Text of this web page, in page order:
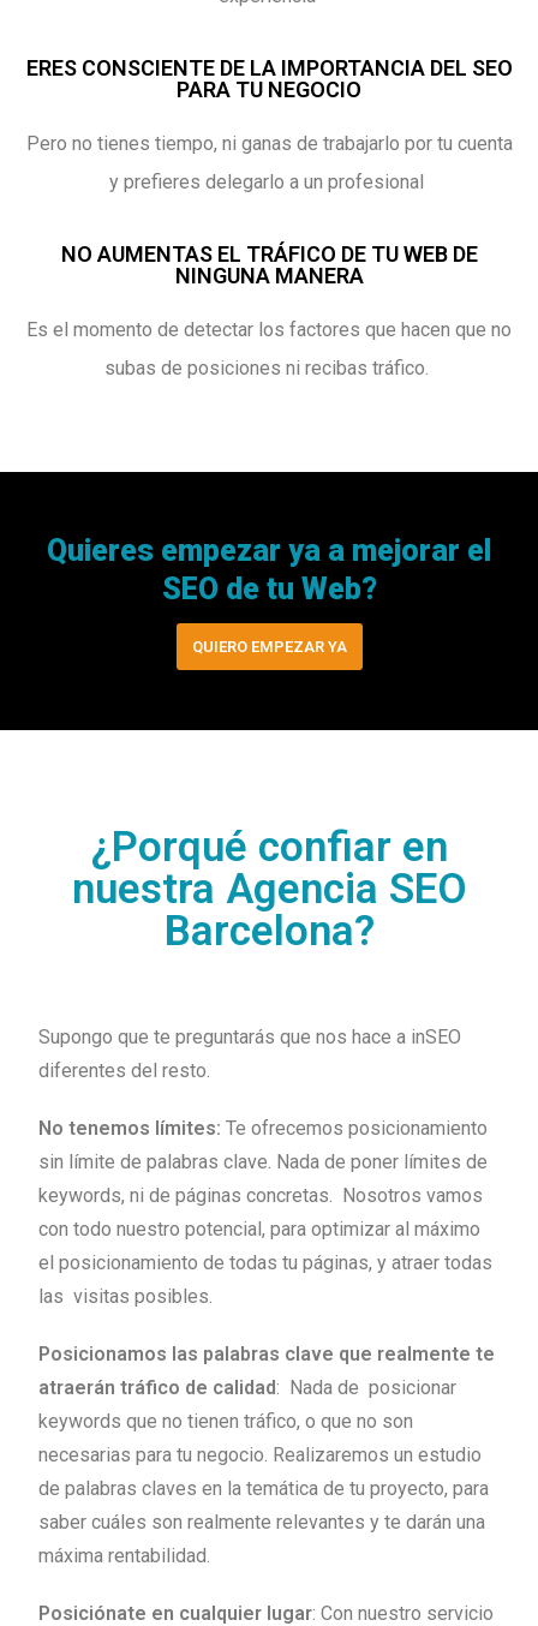
ERES CONSCIENTE DE LA IMPORTANCIA DEL SEO
PARA TU NEGOCIO
Pero no tienes tiempo, ni ganas de trabajarlo por tu cuenta
y prefieres delegarlo a un profesional
NO AUMENTAS EL TRÁFICO DE TU WEB DE
NINGUNA MANERA
Es el momento de detectar los factores que hacen que no
subas de posiciones ni recibas tráfico.
Quieres empezar ya a mejorar el
SEO de tu Web?
QUIERO EMPEZAR YA
¿Porqué confiar en
nuestra Agencia SEO
Barcelona?
Supongo que te preguntarás que nos hace a inSEO
diferentes del resto.
No tenemos límites: Te ofrecemos posicionamiento
sin límite de palabras clave. Nada de poner límites de
keywords, ni de páginas concretas. Nosotros vamos
con todo nuestro potencial, para optimizar al máximo
el posicionamiento de todas tu páginas, y atraer todas
las visitas posibles.
Posicionamos las palabras clave que realmente te
atraerán tráfico de calidad: Nada de posicionar
keywords que no tienen tráfico, o que no son
necesarias para tu negocio. Realizaremos un estudio
de palabras claves en la temática de tu proyecto, para
saber cuáles son realmente relevantes y te darán una
máxima rentabilidad.
Posiciónate en cualquier lugar: Con nuestro servicio